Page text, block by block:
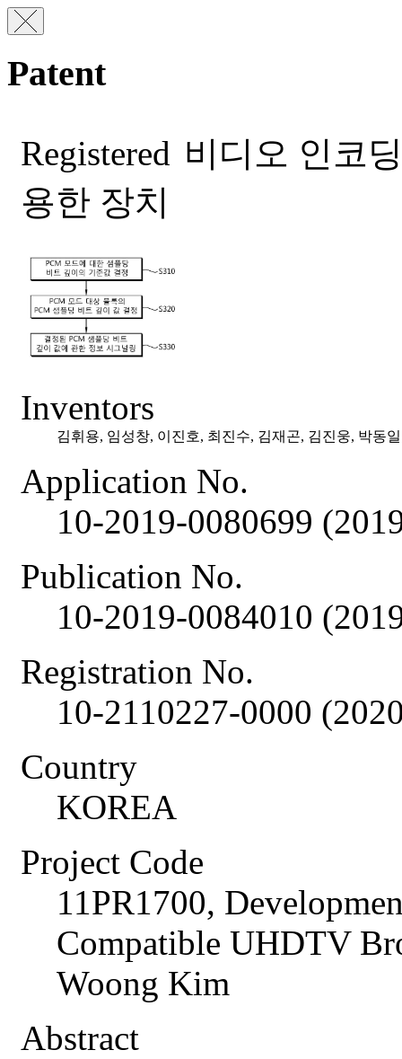
Patent
Registered 비디오 인코
용한 장치
Inventors
김휘용, 임성창, 이진호, 최진수, 김재곤, 김진웅, 박동일
Application No.
10-2019-0080699
Publication No.
10-2019-0084010
Registration No.
10-2110227-0000
Country
KOREA
Project Code
11PR1700,
Compatible UHDTV
Woong Kim
Abstract